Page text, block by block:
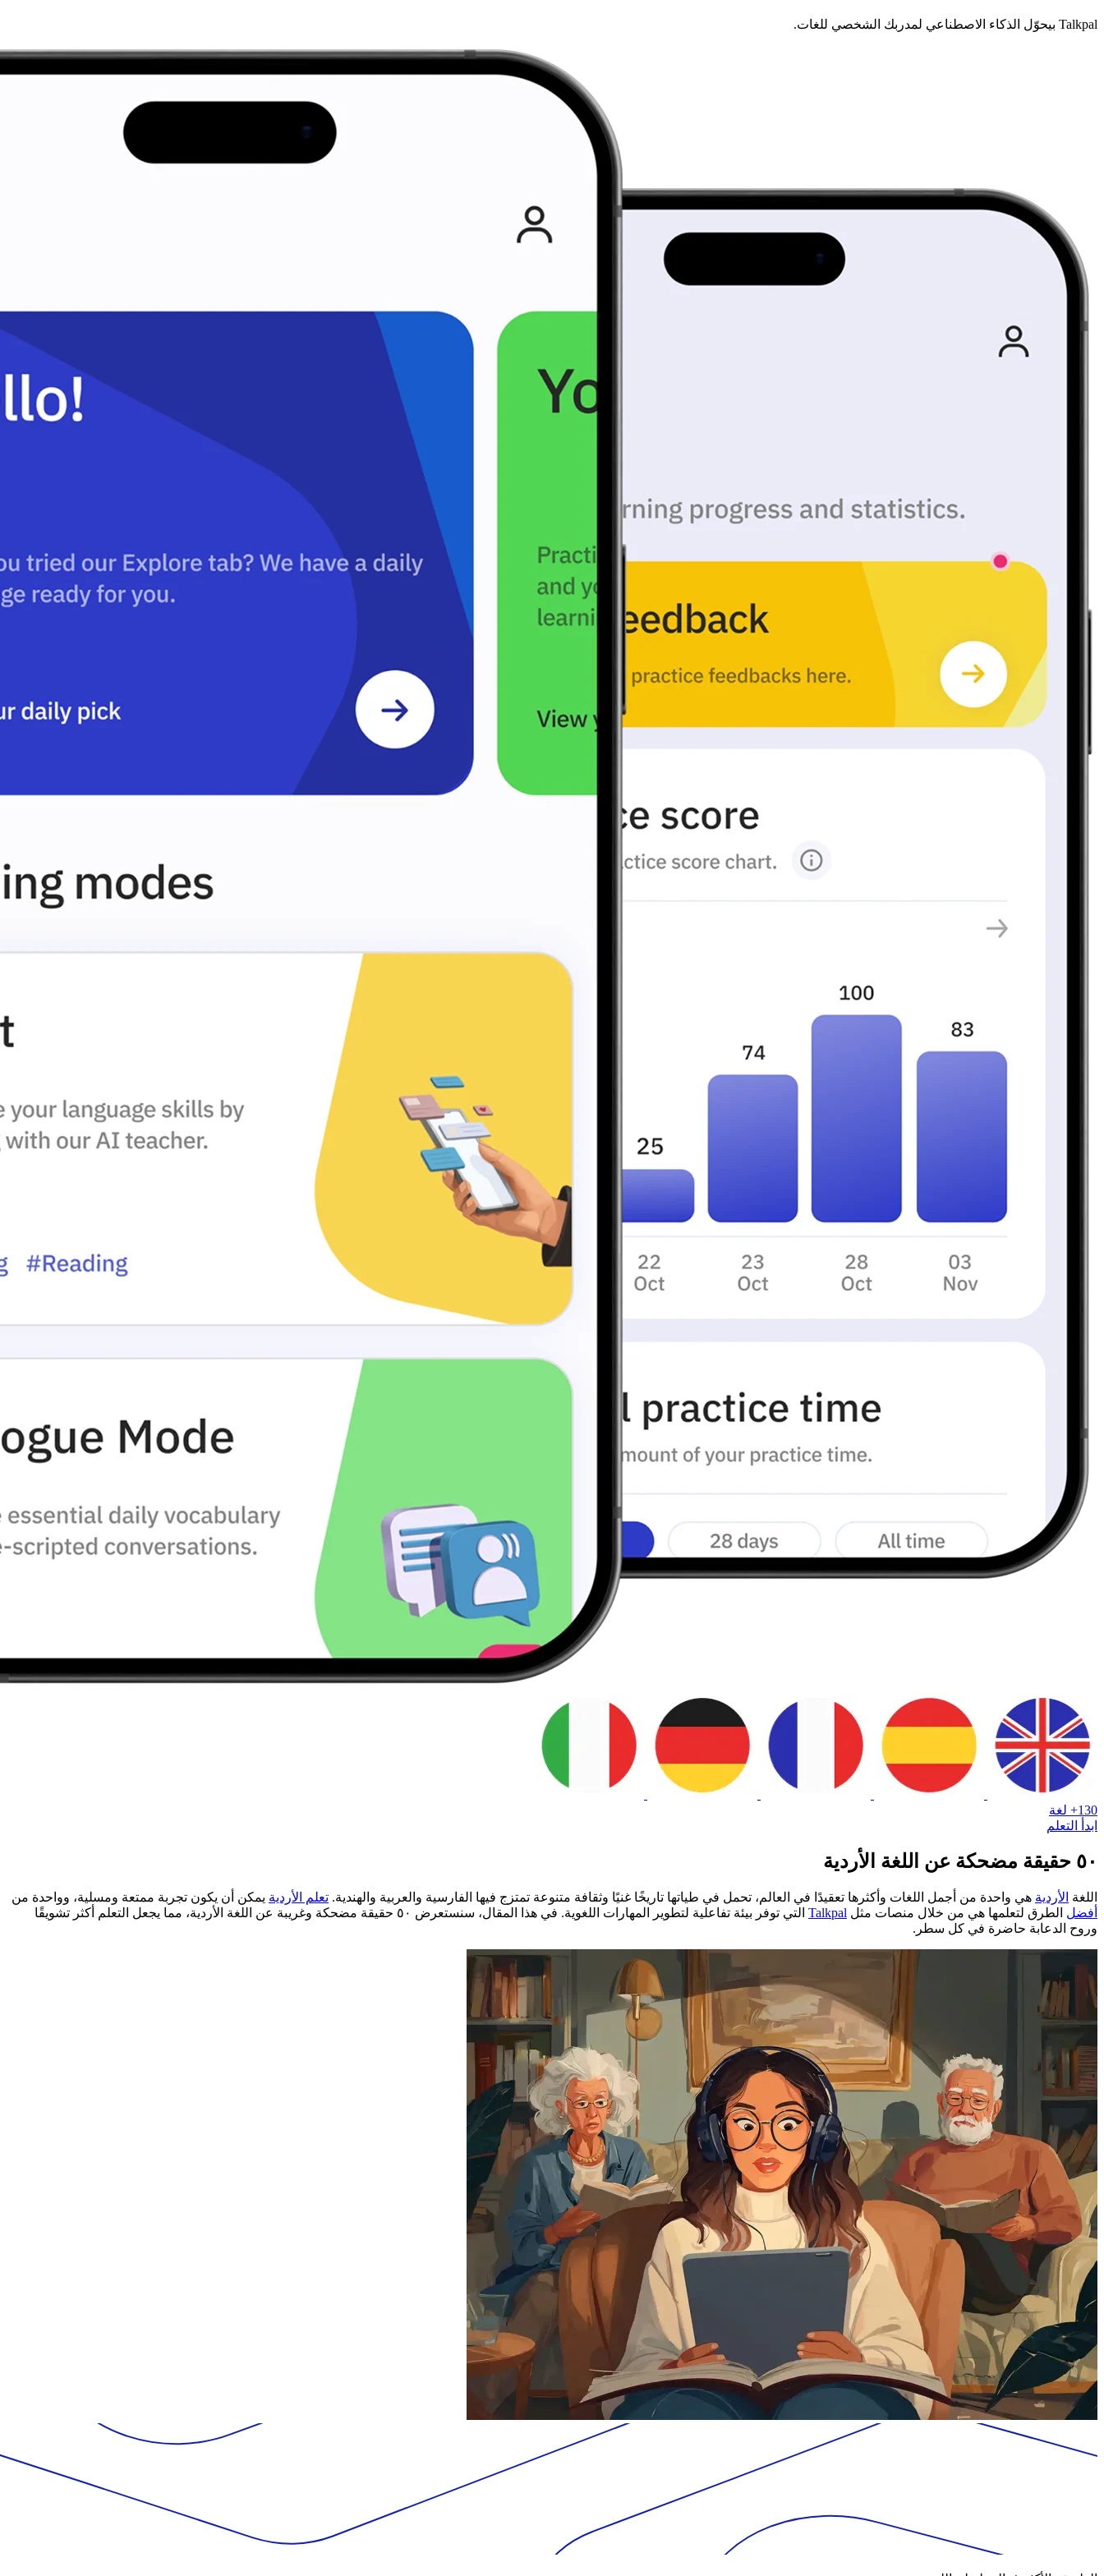
Talkpal بيحوّل الذكاء الاصطناعي لمدربك الشخصي للغات.
130+ لغة
ابدأ التعلم
٥٠ حقيقة مضحكة عن اللغة الأردية
اللغة الأردية هي واحدة من أجمل اللغات وأكثرها تعقيدًا في العالم، تحمل في طياتها تاريخًا غنيًا وثقافة متنوعة تمتزج فيها الفارسية والعربية والهندية. تعلم الأردية يمكن أن يكون تجربة ممتعة ومسلية، وواحدة من
أفضل الطرق لتعلمها هي من خلال منصات مثل Talkpal
التي توفر بيئة تفاعلية لتطوير المهارات اللغوية. في هذا المقال، سنستعرض ٥٠ حقيقة مضحكة وغريبة عن اللغة الأردية، مما يجعل التعلم أكثر تشويقًا
وروح الدعابة حاضرة في كل سطر.